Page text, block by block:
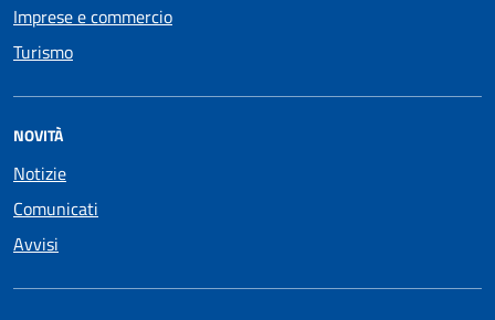
Imprese e commercio
Turismo
NOVITÀ
Notizie
Comunicati
Avvisi